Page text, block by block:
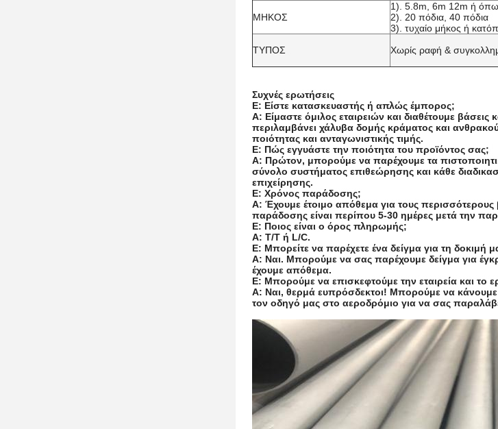
ΜΗΚΟΣ
1). 5.8m, 6m 12m ή όπως
2). 20 πόδια, 40 πόδια
3). τυχαίο μήκος ή
ΤΥΠΟΣ
Χωρίς ραφή &
Συχνές ερωτήσεις
Ε: Είστε κατασκευαστής ή απλώς έμπορος;
A: Είμαστε όμιλος εταιρειών και διαθέτουμε
περιλαμβάνει χάλυβα δομής κράματος και
ποιότητας και ανταγωνιστικής τιμής.
Ε: Πώς εγγυάστε την ποιότητα του προϊόντος σας;
A: Πρώτον, μπορούμε να παρέχουμε τα
σύνολο συστήματος επιθεώρησης και κάθε
επιχείρησης.
Ε: Χρόνος παράδοσης;
A: Έχουμε έτοιμο απόθεμα για τους
παράδοσης είναι περίπου 5-30 ημέρες μετά την
Ε: Ποιος είναι ο όρος πληρωμής;
A: T/T ή L/C.
Ε: Μπορείτε να παρέχετε ένα δείγμα για τη δοκιμή
A: Ναι. Μπορούμε να σας παρέχουμε δείγμα για
έχουμε απόθεμα.
Ε: Μπορούμε να επισκεφτούμε την εταιρεία και το
A: Ναι, θερμά ευπρόσδεκτοι! Μπορούμε να κάνουμε
τον οδηγό μας στο αεροδρόμιο για να σας